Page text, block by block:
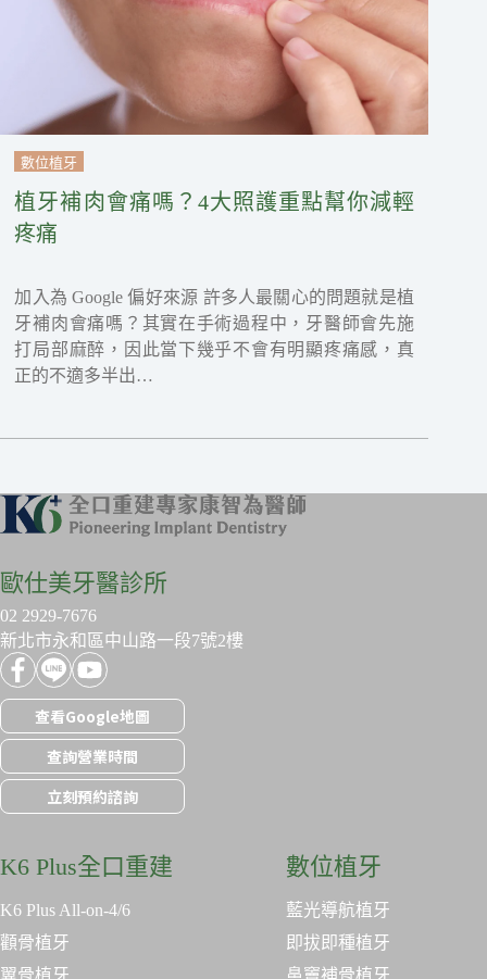
數位植牙
植牙補肉會痛嗎？4大照護重點幫你減輕
疼痛
加入為 Google 偏好來源 許多人最關心的問題就是植
牙補肉會痛嗎？其實在手術過程中，牙醫師會先施
打局部麻醉，因此當下幾乎不會有明顯疼痛感，真
正的不適多半出…
歐仕美牙醫診所
02 2929-7676
新北市永和區中山路一段7號2樓
查看Google地圖
查詢營業時間
立刻預約諮詢
K6 Plus全口重建
K6 Plus All-on-4/6
顴骨植牙
翼骨植牙
數位植牙
藍光導航植牙
即拔即種植牙
鼻竇補骨植牙